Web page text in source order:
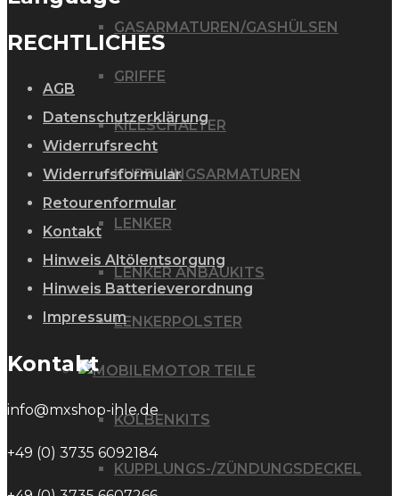
GASARMATUREN/GASHÜLSEN
GRIFFE
KILLSCHALTER
KUPPLUNGSARMATUREN
LENKER
LENKER ANBAUKITS
LENKERPOLSTER
MOTOR TEILE
KOLBENKITS
KUPPLUNGS-/ZÜNDUNGSDECKEL
RECHTLICHES
AGB
Datenschutzerklärung
Widerrufsrecht
Widerrufsformular
Retourenformular
Kontakt
Hinweis Altölentsorgung
Hinweis Batterieverordnung
Impressum
Kontakt
info@mxshop-ihle.de
+49 (0) 3735 6092184